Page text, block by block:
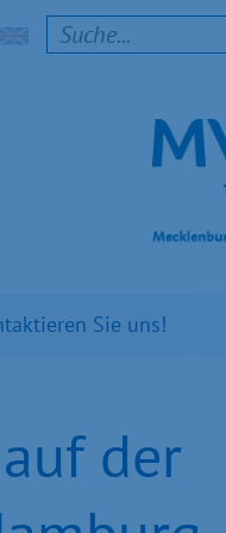
Sie uns!
der